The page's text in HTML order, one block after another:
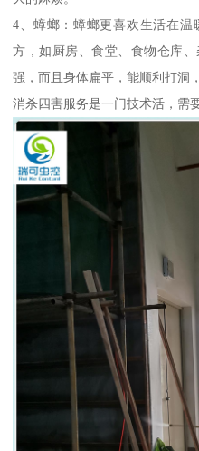
4、蟑螂：蟑螂更喜欢生活在
方，如厨房、食堂、食物仓库
强，而且身体扁平，能顺利打洞
消杀四害服务是一门技术活，需